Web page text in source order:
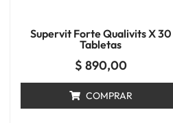
Supervit Forte Qualivits X 30
Tabletas
$ 890,00
COMPRAR